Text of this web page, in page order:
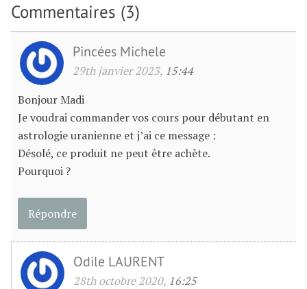
Commentaires (3)
Pincées Michele
29th janvier 2023, 15:44
Bonjour Madi
Je voudrai commander vos cours pour débutant en
astrologie uranienne et j’ai ce message :
Désolé, ce produit ne peut être achète.
Pourquoi ?
Répondre
Odile LAURENT
28th octobre 2020, 16:25